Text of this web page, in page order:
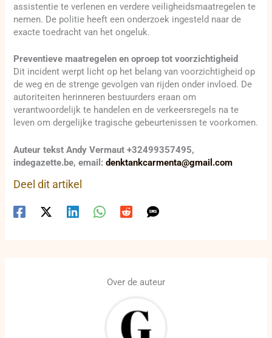
assistentie te verlenen en verdere veiligheidsmaatregelen te
nemen. De politie heeft een onderzoek ingesteld naar de
exacte toedracht van het ongeluk.
Preventieve maatregelen en oproep tot voorzichtigheid
Dit incident werpt licht op het belang van voorzichtigheid op
de weg en de strenge gevolgen van rijden onder invloed. De
autoriteiten herinneren bestuurders eraan om
verantwoordelijk te handelen en de verkeersregels na te
leven om dergelijke tragische gebeurtenissen te voorkomen.
Auteur tekst Andy Vermaut +32499357495,
indegazette.be, email:denktankcarmenta@gmail.com
Deel dit artikel
Over de auteur